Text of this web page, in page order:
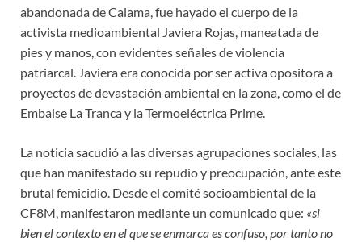
abandonada de Calama, fue hayado el cuerpo de la
activista medioambiental Javiera Rojas, maneatada de
pies y manos, con evidentes señales de violencia
patriarcal. Javiera era conocida por ser activa opositora a
proyectos de devastación ambiental en la zona, como el de
Embalse La Tranca y la Termoeléctrica Prime.
La noticia sacudió a las diversas agrupaciones sociales, las
que han manifestado su repudio y preocupación, ante este
brutal femicidio. Desde el comité socioambiental de la
CF8M, manifestaron mediante un comunicado que: «si
bien el contexto en el que se enmarca es confuso, por tanto no